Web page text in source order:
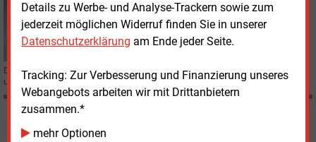
Details zu Werbe- und Analyse-Trackern sowie zum
jederzeit möglichen Widerruf finden Sie in unserer
Datenschutzerklärung am Ende jeder Seite.
Tracking: Zur Verbesserung und Finanzierung unseres
Webangebots arbeiten wir mit Drittanbietern
zusammen.*
mehr Optionen
E&M EFFIZIENZ
Abwärme-Leuchttürme gesucht
Die Deutsche Energie-Agentur (dena) sucht Unternehmen, die ihr bisher
unerschlossenes Abwärmepotenzial heben wollen.
Möchten Sie diese und